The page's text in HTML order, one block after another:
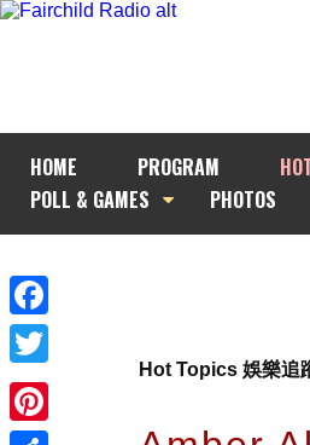
HOME PROGRAM
POLL & GAMES
PHOTOS
Facebook
Twitter
Pinterest
Hot Topics 娛樂追